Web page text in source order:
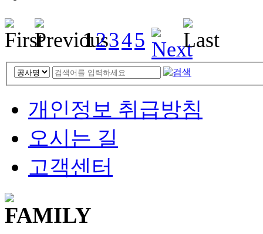
12345
개인정보 취급방침
오시는 길
고객센터